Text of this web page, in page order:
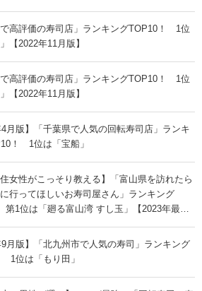
で高評価の寿司店」ランキングTOP10！ 1位
【2022年11月版】
で高評価の寿司店」ランキングTOP10！ 1位
【2022年11月版】
4月版】「千葉県で人気の回転寿司店」ランキ
！ 1位は「宝船」
住女性がこっそり教える】「富山県を訪れたら
行ってほしいお寿司屋さん」ランキング
1位は「廻る富山湾 すし玉」【2023年最新
9月版】「北九州市で人気の寿司」ランキング
1位は「もり田」